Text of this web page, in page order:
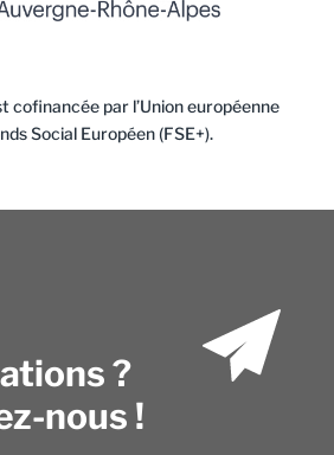
cofinancée par l’Union européenne
Social Européen (FSE+).
?
nous !